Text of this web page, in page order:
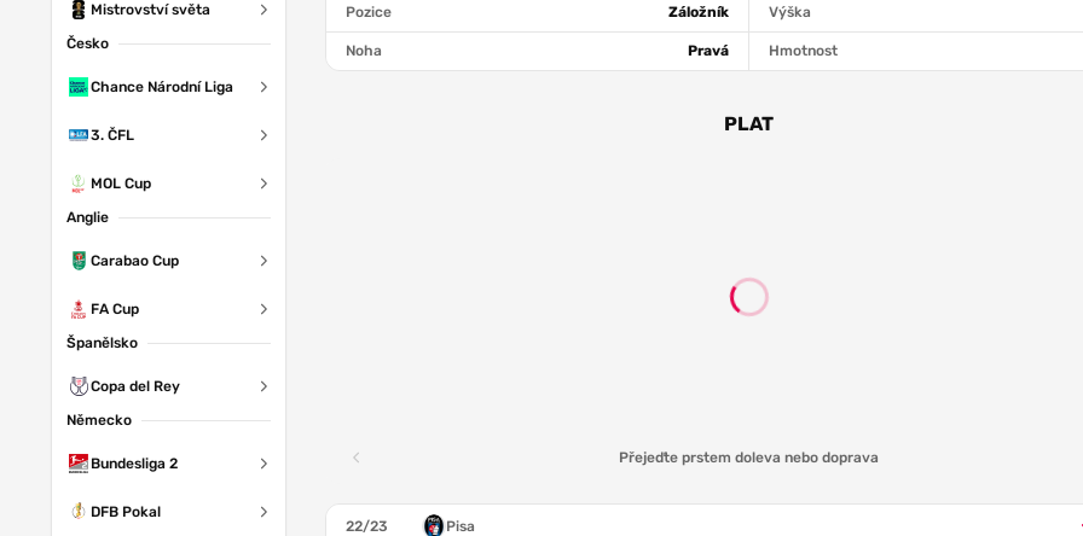
Mistrovství světa
Česko
Chance Národní Liga
3. ČFL
MOL Cup
Anglie
Carabao Cup
FA Cup
Španělsko
Copa del Rey
Německo
Bundesliga 2
DFB Pokal
Pozice Záložník Výška
Noha Pravá Hmotnost
PLAT
Přejeďte prstem doleva nebo doprava
22/23 Pisa